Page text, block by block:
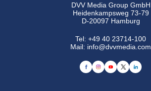
DVV Media Group GmbH
Heidenkampsweg 73-79
D-20097 Hamburg
Tel:+49 40 23714-100
Mail: info@dvvmedia.com